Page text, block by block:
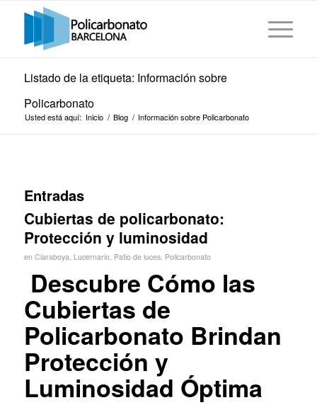
Listado de la etiqueta: Información sobre
Policarbonato
Usted está aquí: Inicio / Blog / Información sobre Policarbonato
Entradas
Cubiertas de policarbonato:
Protección y luminosidad
en Claraboya, Lucernario, Patio de luces, Policarbonato
Descubre Cómo las
Cubiertas de
Policarbonato Brindan
Protección y
Luminosidad Óptima